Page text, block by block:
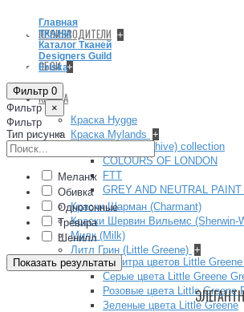
ПРОИЗВОДИТЕЛИ +
ОБОИ +
КРАСКА
Краска Hygge
Краска Mylands +
Архив (Archive) collection
COLOURS OF LONDON
FTT
GREY AND NEUTRAL PAINT
Краски Шарман (Charmant)
Краски Шервин Вильемс (Sherwin-
Милк (Milk)
Литл Грин (Little Greene) +
Палитра цветов Little
Серые цвета Little Greene
Розовые цвета Little Greene
Зеленые цвета Little Greene
Главная
ТКАНИ
Каталог Тканей
Designers Guild
Eriska
Фильтр 0
Фильтр
×
Фильтр
Тип рисунка
Меланж
Обивка
Однотонные
Тревира
Шенилл
Показать результаты